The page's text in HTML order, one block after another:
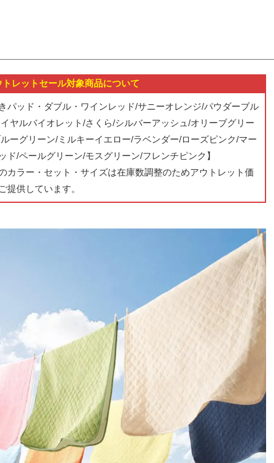
レットセール対象商品について
きパッド・ダブル・ワインレッド/サニーオレンジ/パウダーブル
ヤルバイオレット/さくら/シルバーアッシュ/オリーブグリー
ーグリーン/ミルキーイエロー/ラベンダー/ローズピンク/マー
ド/ペールグリーン/モスグリーン/フレンチピンク】
カラー・セット・サイズは在庫数調整のためアウトレット価
提供しています。